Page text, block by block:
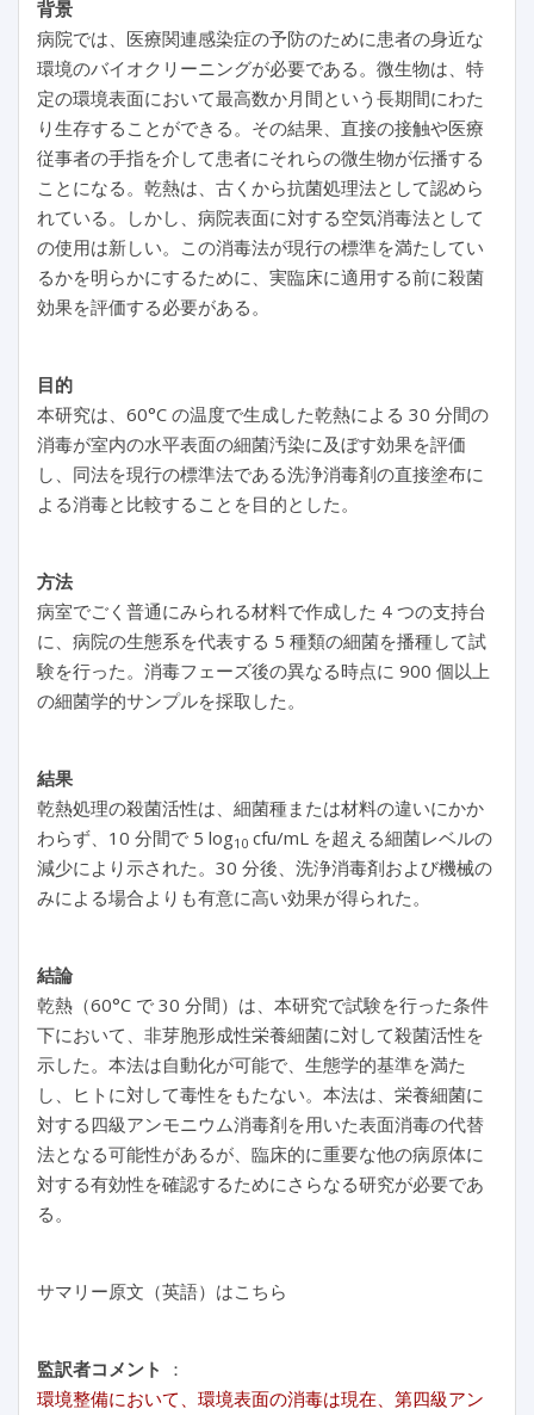
背景
病院では、医療関連感染症の予防のために患者の身近な
環境のバイオクリーニングが必要である。微生物は、特
定の環境表面において最高数か月間という長期間にわた
り生存することができる。その結果、直接の接触や医療
従事者の手指を介して患者にそれらの微生物が伝播する
ことになる。乾熱は、古くから抗菌処理法として認めら
れている。しかし、病院表面に対する空気消毒法として
の使用は新しい。この消毒法が現行の標準を満たしてい
るかを明らかにするために、実臨床に適用する前に殺菌
効果を評価する必要がある。
目的
本研究は、60°C の温度で生成した乾熱による 30 分間の
消毒が室内の水平表面の細菌汚染に及ぼす効果を評価
し、同法を現行の標準法である洗浄消毒剤の直接塗布に
よる消毒と比較することを目的とした。
方法
病室でごく普通にみられる材料で作成した 4 つの支持台
に、病院の生態系を代表する 5 種類の細菌を播種して試
験を行った。消毒フェーズ後の異なる時点に 900 個以上
の細菌学的サンプルを採取した。
結果
乾熱処理の殺菌活性は、細菌種または材料の違いにかか
わらず、10 分間で 5 log10 cfu/mL を超える細菌レベルの
減少により示された。30 分後、洗浄消毒剤および機械の
みによる場合よりも有意に高い効果が得られた。
結論
乾熱（60°C で 30 分間）は、本研究で試験を行った条件
下において、非芽胞形成性栄養細菌に対して殺菌活性を
示した。本法は自動化が可能で、生態学的基準を満た
し、ヒトに対して毒性をもたない。本法は、栄養細菌に
対する四級アンモニウム消毒剤を用いた表面消毒の代替
法となる可能性があるが、臨床的に重要な他の病原体に
対する有効性を確認するためにさらなる研究が必要であ
る。
サマリー原文（英語）はこちら
監訳者コメント
：
環境整備において、環境表面の消毒は現在、第四級アン